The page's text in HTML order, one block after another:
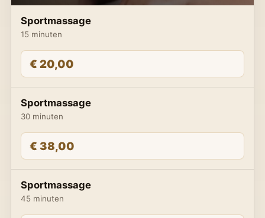
Sportmassage
15 minuten
€ 20,00
Sportmassage
30 minuten
€ 38,00
Sportmassage
45 minuten